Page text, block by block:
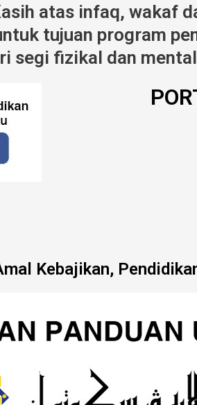
atas infaq, wakaf
tujuan program
segi fizikal dan
Kebajikan,